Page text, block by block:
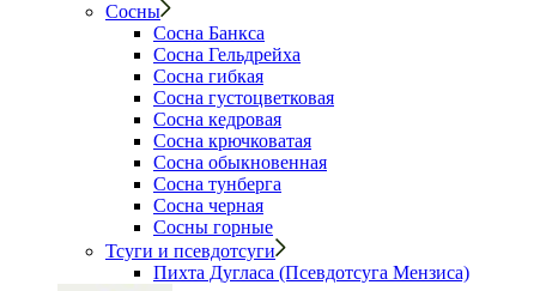
Сосны
Сосна Банкса
Сосна Гельдрейха
Сосна гибкая
Сосна густоцветковая
Сосна кедровая
Сосна крючковатая
Сосна обыкновенная
Сосна тунберга
Сосна черная
Сосны горные
Тсуги и псевдотсуги
Пихта Дугласа (Псевдотсуга Мензиса)